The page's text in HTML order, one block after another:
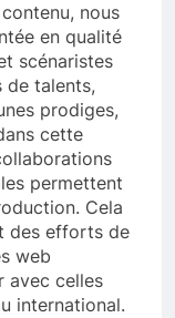
nous
en qualité
scénaristes
de talents,
prodiges,
cette
permettent
Cela
des efforts de
web
avec celles
international.